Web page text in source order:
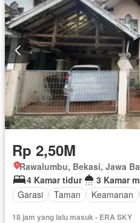
Rp 2,50M
Rawalumbu, Bekasi, Jawa
4 Kamar tidur
3 Kamar
Garasi
Taman Keamanan
18 jam yang lalu masuk - ERA SKY